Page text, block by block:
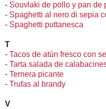
- Souvlaki de pollo y pan de
- Spaghetti al nero di sepia
- Spaghetti puttanesca
T
- Tacos de atún fresco con
- Tarta salada de
- Ternera picante
- Trufas al brandy
V